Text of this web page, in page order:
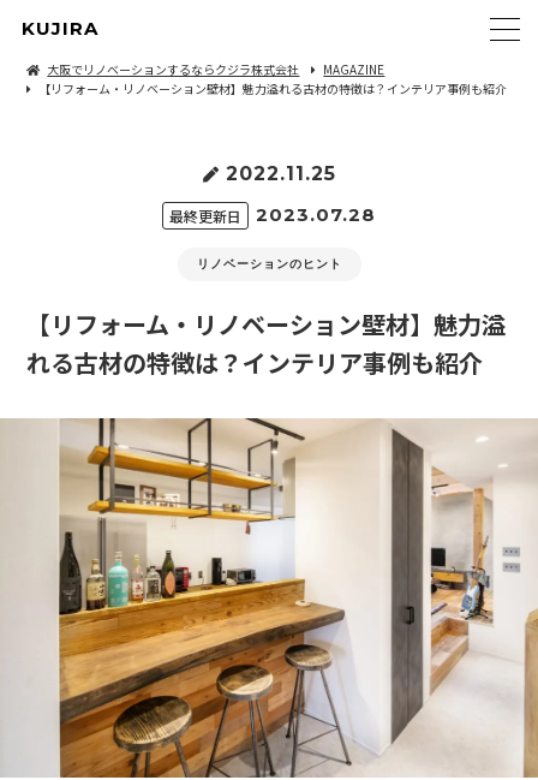
KUJIRA
大阪でリノベーションするならクジラ株式会社
MAGAZINE
【リフォーム・リノベーション壁材】魅力溢れる古材の特徴は？インテリア事例も紹介
2022.11.25
最終更新日 2023.07.28
リノベーションのヒント
【リフォーム・リノベーション壁材】魅力溢
れる古材の特徴は？インテリア事例も紹介